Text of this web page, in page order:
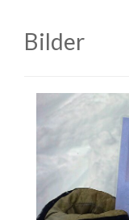
Bilder